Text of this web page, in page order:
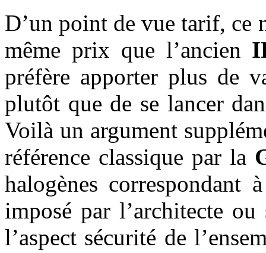
D’un point de vue tarif, ce
même prix que l’ancien
préfère apporter plus de
plutôt que de se lancer
Voilà un argument
référence classique par la
halogènes correspondant
imposé par l’architecte
l’aspect sécurité de